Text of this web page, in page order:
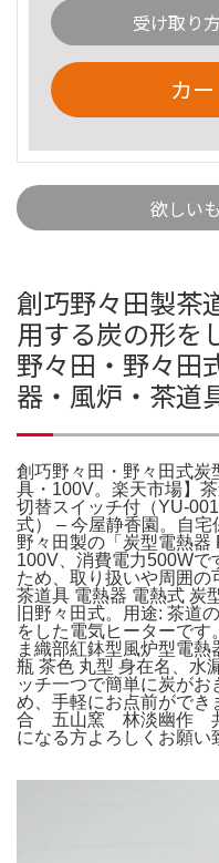
受け取り
カ
欲しい
創巧野々田製茶
用する炭の形を
野々田・野々田
器・風炉・茶道
創巧野々田・野々田式炭
具・100V。楽天市場】
切替スイッチ付（YU-
式） – 今屋静香園。自
野々田製の「炭型電熱器
100V、消費電力500Wで
ため、取り扱いや周囲の
茶道具 電熱器 電熱式 炭
旧野々田式。 用途: 茶道
をした電気ヒーターで
ま織部紅鉢型風炉型電
瓶 茶色 丸型 身在名、水
ッチ一つで簡単に炭がお
め、手軽にお点前がで
合 五山窯 林淡幽作
になる方よろしくお願い